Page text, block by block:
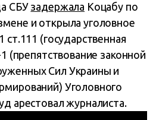
СБУ задержала Коцабу по
и открыла уголовное
ст.111 (государственная
(препятствование законной
Сил Украины и
Уголовного
арестовал журналиста.